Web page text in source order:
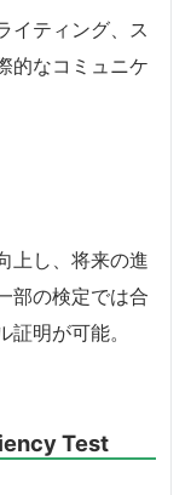
イティング、ス
的なコミュニケ
上し、将来の進
部の検定では合
明が可能。
Test